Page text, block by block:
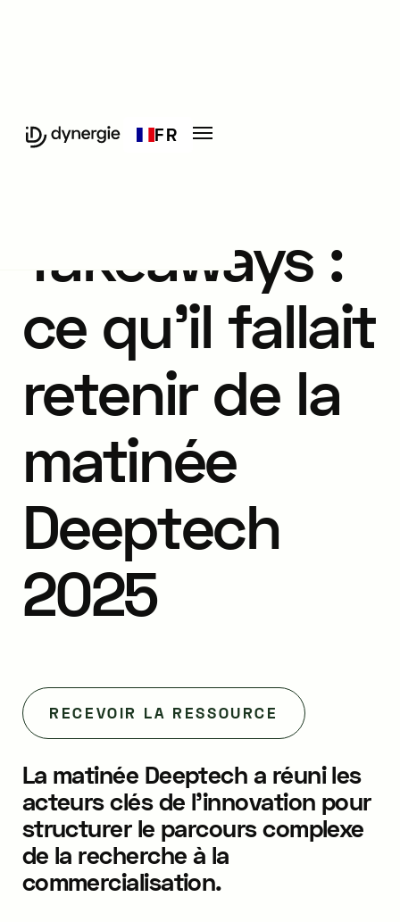
FR
FINANCEMENTS
Takeaways :
ce qu’il fallait
retenir de la
matinée
Deeptech
2025
RECEVOIR LA RESSOURCE
La matinée Deeptech a réuni les
acteurs clés de l’innovation pour
structurer le parcours complexe
de la recherche à la
commercialisation.